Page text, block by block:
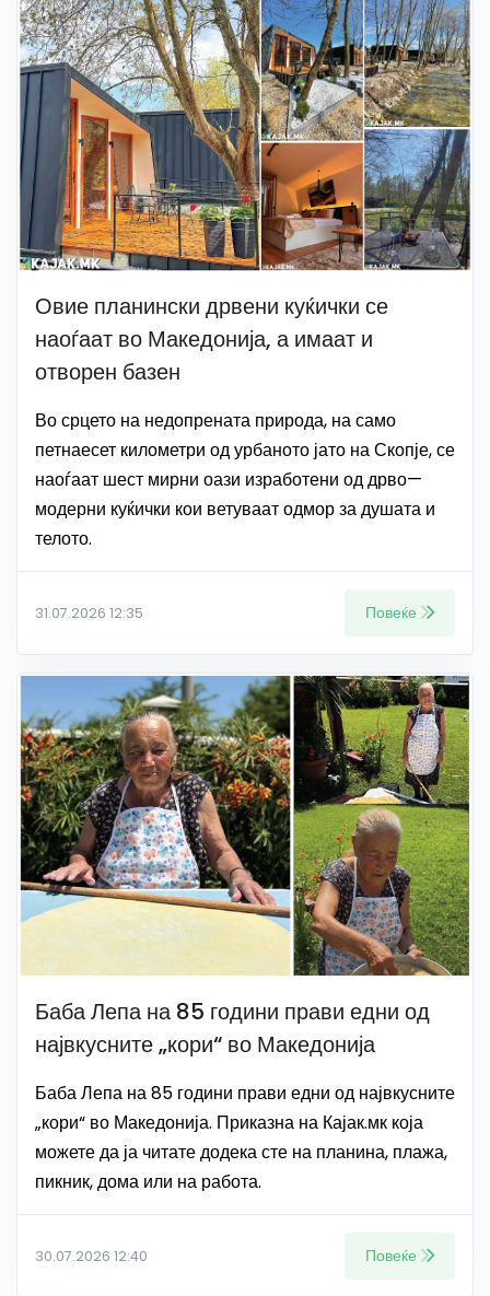
Овие планински дрвени куќички се
наоѓаат во Македонија, а имаат и
отворен базен
Во срцето на недопрената природа, на само
петнаесет километри од урбаното јато на Скопје, се
наоѓаат шест мирни оази изработени од дрво—
модерни куќички кои ветуваат одмор за душата и
телото.
31.07.2026 12:35 Повеќе
Баба Лепа на 85 години прави едни од
највкусните „кори“ во Македонија
Баба Лепа на 85 години прави едни од највкусните
„кори“ во Македонија. Приказна на Кајак.мк која
можете да ја читате додека сте на планина, плажа,
пикник, дома или на работа.
30.07.2026 12:40 Повеќе